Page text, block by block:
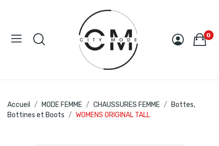
0
Accueil MODE FEMME CHAUSSURES FEMME
Bottes,
Bottines et Boots
WOMENS ORIGINAL TALL